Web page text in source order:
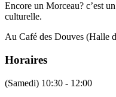
Encore un Morceau? c’est
culturelle.
Au Café des Douves (Halle
Horaires
(Samedi) 10:30 - 12:00